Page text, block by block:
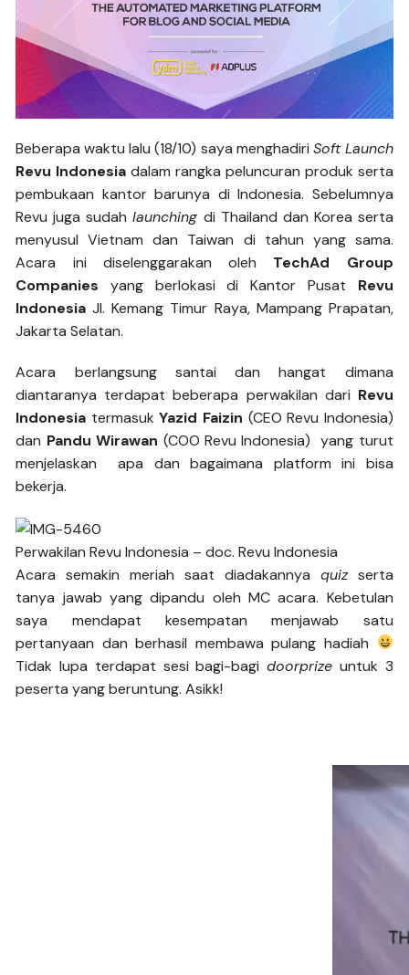
Beberapa waktu lalu (18/10) saya menghadiri Soft Launch
Revu Indonesia dalam rangka peluncuran produk serta
pembukaan kantor barunya di Indonesia. Sebelumnya
Revu juga sudahlaunching di Thailand dan Korea serta
menyusul Vietnam dan Taiwan di tahun yang sama.
Acara ini diselenggarakan oleh TechAd Group
Companies yang berlokasi di Kantor Pusat Revu
Indonesia Jl. Kemang Timur Raya, Mampang Prapatan,
Jakarta Selatan.
Acara berlangsung santai dan hangat dimana
diantaranya terdapat beberapa perwakilan dari Revu
Indonesia termasukYazid Faizin (CEO Revu Indonesia)
dan Pandu Wirawan (COO Revu Indonesia) yang turut
menjelaskan apa dan bagaimana platform ini bisa
bekerja.
Perwakilan Revu Indonesia – doc. Revu Indonesia
Acara semakin meriah saat diadakannya quizserta
tanya jawab yang dipandu oleh MC acara. Kebetulan
saya mendapat kesempatan menjawab satu
pertanyaan dan berhasil membawa pulang hadiah
Tidak lupa terdapat sesi bagi-bagidoorprize untuk 3
peserta yang beruntung. Asikk!